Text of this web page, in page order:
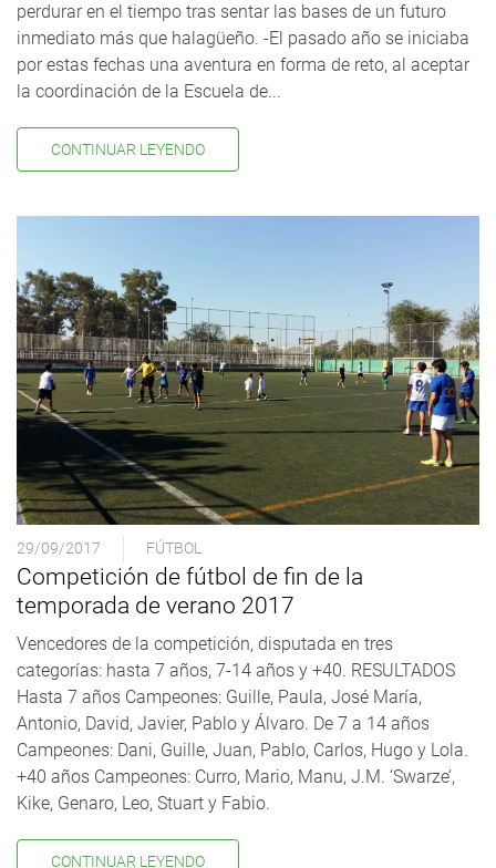
perdurar en el tiempo tras sentar las bases de un futuro
inmediato más que halagüeño. -El pasado año se iniciaba
por estas fechas una aventura en forma de reto, al aceptar
la coordinación de la Escuela de...
CONTINUAR LEYENDO
29/09/2017 FÚTBOL
Competición de fútbol de fin de la
temporada de verano 2017
Vencedores de la competición, disputada en tres
categorías: hasta 7 años, 7-14 años y +40. RESULTADOS
Hasta 7 años Campeones: Guille, Paula, José María,
Antonio, David, Javier, Pablo y Álvaro. De 7 a 14 años
Campeones: Dani, Guille, Juan, Pablo, Carlos, Hugo y Lola.
+40 años Campeones: Curro, Mario, Manu, J.M. ‘Swarze’,
Kike, Genaro, Leo, Stuart y Fabio.
CONTINUAR LEYENDO